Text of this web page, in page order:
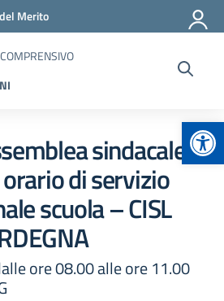
Merito
sindacale
di servizio
scuola – CISL
ore 08.00 alle ore 11.00